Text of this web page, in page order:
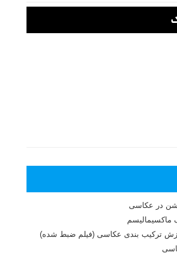
در عکاسی
ترکیب بندی عکاسی (فیلم ضبط شده)